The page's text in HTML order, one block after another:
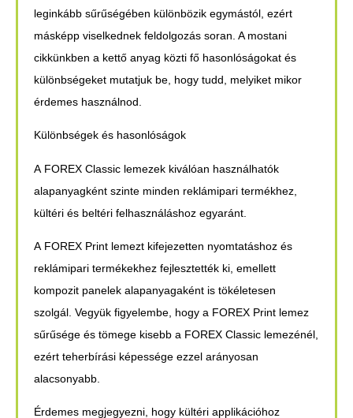
leginkább sűrűségében különbözik egymástól, ezért
másképp viselkednek feldolgozás soran. A mostani
cikkünkben a kettő anyag közti fő hasonlóságokat és
különbségeket mutatjuk be, hogy tudd, melyiket mikor
érdemes használnod.
Különbségek és hasonlóságok
A FOREX Classic lemezek kiválóan használhatók
alapanyagként szinte minden reklámipari termékhez,
kültéri és beltéri felhasználáshoz egyaránt.
A FOREX Print lemezt kifejezetten nyomtatáshoz és
reklámipari termékekhez fejlesztették ki, emellett
kompozit panelek alapanyagaként is tökéletesen
szolgál. Vegyük figyelembe, hogy a FOREX Print lemez
sűrűsége és tömege kisebb a FOREX Classic lemezénél,
ezért teherbírási képessége ezzel arányosan
alacsonyabb.
Érdemes megjegyezni, hogy kültéri applikációhoz